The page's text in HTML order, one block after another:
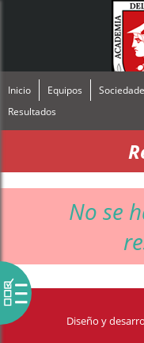
Inicio Equipos
Resultados
No se
Diseño y